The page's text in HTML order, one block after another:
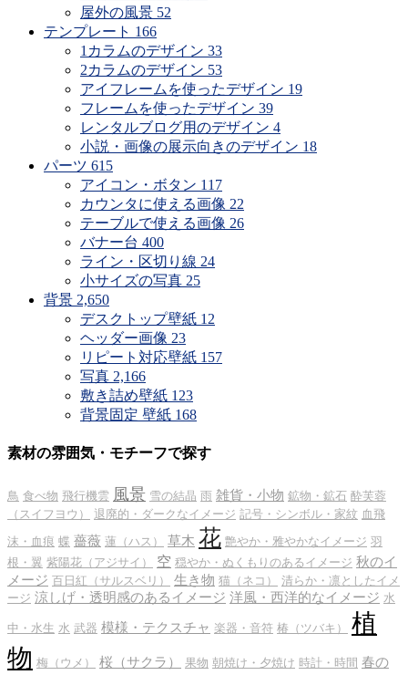
屋外の風景 52
テンプレート 166
1カラムのデザイン 33
2カラムのデザイン 53
アイフレームを使ったデザイン 19
フレームを使ったデザイン 39
レンタルブログ用のデザイン 4
小説・画像の展示向きのデザイン 18
パーツ 615
アイコン・ボタン 117
カウンタに使える画像 22
テーブルで使える画像 26
バナー台 400
ライン・区切り線 24
小サイズの写真 25
背景 2,650
デスクトップ壁紙 12
ヘッダー画像 23
リピート対応壁紙 157
写真 2,166
敷き詰め壁紙 123
背景固定 壁紙 168
素材の雰囲気・モチーフで探す
鳥 食べ物 飛行機雲 風景 雪の結晶 雨 雑貨・小物 鉱物・鉱石 酔芙蓉
（スイフヨウ）
退廃的・ダークなイメージ 記号・シンボル・家紋 血飛
沫・血痕 蝶 薔薇 蓮（ハス） 草木 花 艶やか・雅やかなイメージ 羽
根・翼 紫陽花（アジサイ） 空 穏やか・ぬくもりのあるイメージ 秋のイ
メージ 百日紅（サルスベリ） 生き物 猫（ネコ）
清らか・凛としたイメ
ージ 涼しげ・透明感のあるイメージ 洋風・西洋的なイメージ 水
中・水生 水 武器 模様・テクスチャ 楽器・音符 椿（ツバキ）
植
物 梅（ウメ） 桜（サクラ） 果物 朝焼け・夕焼け 時計・時間 春の